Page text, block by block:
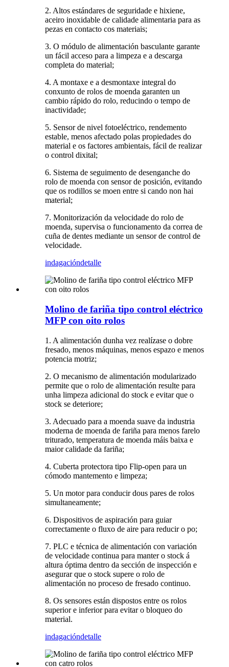
2. Altos estándares de seguridade e hixiene,
aceiro inoxidable de calidade alimentaria para as
pezas en contacto cos materiais;
3. O módulo de alimentación basculante garante
un fácil acceso para a limpeza e a descarga
completa do material;
4. A montaxe e a desmontaxe integral do
conxunto de rolos de moenda garanten un
cambio rápido do rolo, reducindo o tempo de
inactividade;
5. Sensor de nivel fotoeléctrico, rendemento
estable, menos afectado polas propiedades do
material e os factores ambientais, fácil de realizar
o control dixital;
6. Sistema de seguimento de desenganche do
rolo de moenda con sensor de posición, evitando
que os rodillos se moen entre si cando non hai
material;
7. Monitorización da velocidade do rolo de
moenda, supervisa o funcionamento da correa de
cuña de dentes mediante un sensor de control de
velocidade.
indagacióndetalle
Molino de fariña tipo control eléctrico
MFP con oito rolos
1. A alimentación dunha vez realízase o dobre
fresado, menos máquinas, menos espazo e menos
potencia motriz;
2. O mecanismo de alimentación modularizado
permite que o rolo de alimentación resulte para
unha limpeza adicional do stock e evitar que o
stock se deteriore;
3. Adecuado para a moenda suave da industria
moderna de moenda de fariña para menos farelo
triturado, temperatura de moenda máis baixa e
maior calidade da fariña;
4. Cuberta protectora tipo Flip-open para un
cómodo mantemento e limpeza;
5. Un motor para conducir dous pares de rolos
simultaneamente;
6. Dispositivos de aspiración para guiar
correctamente o fluxo de aire para reducir o po;
7. PLC e técnica de alimentación con variación
de velocidade continua para manter o stock á
altura óptima dentro da sección de inspección e
asegurar que o stock supere o rolo de
alimentación no proceso de fresado continuo.
8. Os sensores están dispostos entre os rolos
superior e inferior para evitar o bloqueo do
material.
indagacióndetalle